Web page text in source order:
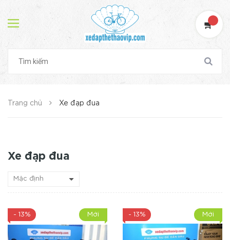
Trang chủ Xe đạp đua
Xe đạp đua
- 13% Mới - 13% Mới